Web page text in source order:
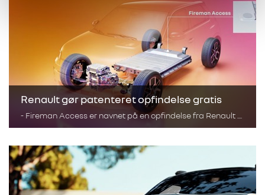
Renault gør patenteret opfindelse gratis
- Fireman Access er navnet på en opfindelse fra Renault ....